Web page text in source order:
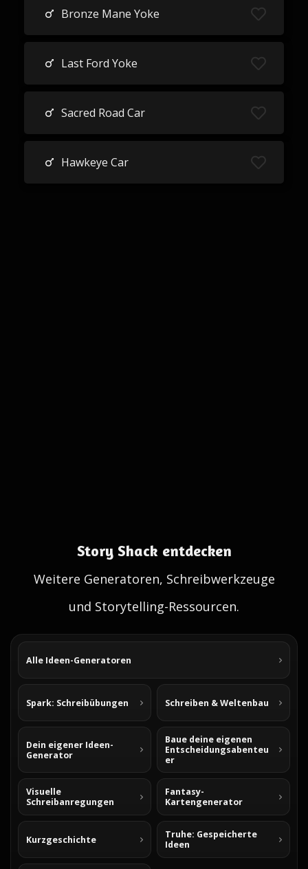
Bronze Mane Yoke
Last Ford Yoke
Sacred Road Car
Hawkeye Car
Story Shack entdecken
Weitere Generatoren, Schreibwerkzeuge
und Storytelling-Ressourcen.
Alle Ideen-Generatoren
Spark: Schreibübungen Schreiben & Weltenbau
Dein eigener Ideen-
Generator
Baue deine eigenen
Entscheidungsabenteu
er
Visuelle
Schreibanregungen
Fantasy-
Kartengenerator
Kurzgeschichte
Truhe: Gespeicherte
Ideen